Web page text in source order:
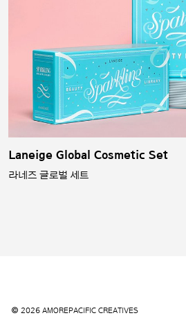
Laneige Global Cosmetic Set
라네즈 글로벌 세트
© 2026 AMOREPACIFIC CREATIVES